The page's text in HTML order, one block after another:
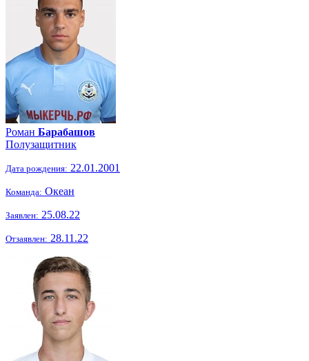
Роман Барабашов
Полузащитник
Дата рождения: 22.01.2001
Команда: Океан
Заявлен: 25.08.22
Отзаявлен: 28.11.22